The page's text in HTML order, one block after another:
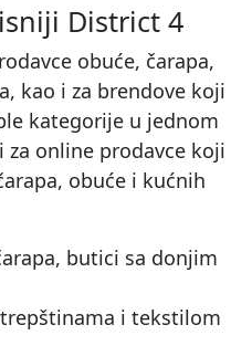
District 4
obuće, čarapa,
kao i za brendove koji
kategorije u jednom
online prodavce koji
obuće i kućnih
butici sa donjim
i tekstilom